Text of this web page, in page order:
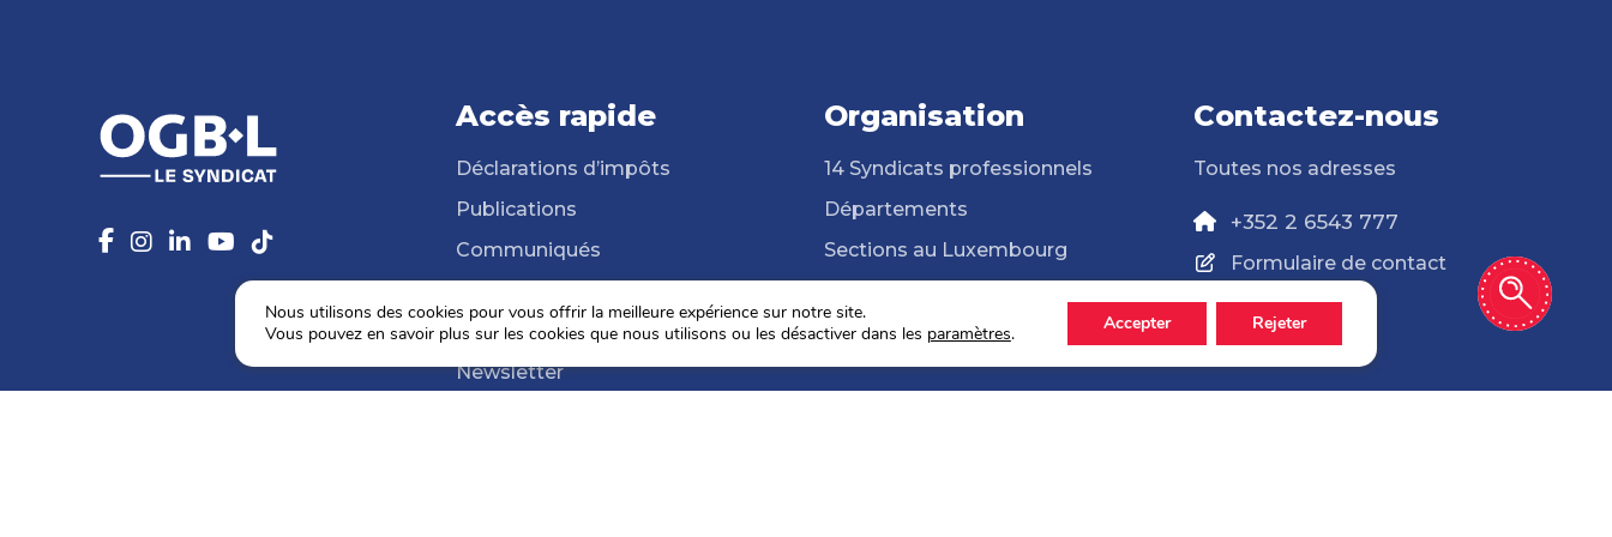
Accès rapide
Déclarations d’impôts
Publications
Communiqués
Médiathèque
Newsletter
Organisation
14 Syndicats professionnels
Départements
Sections au Luxembourg
ONG Solidarité Syndicale
Contactez-nous
Toutes nos adresses
+352 2 6543 777
Formulaire de contact
Nous utilisons des cookies pour vous offrir la meilleure expérience sur notre site.
Vous pouvez en savoir plus sur les cookies que nous utilisons ou les désactiver dans les paramètres. Accepter Rejeter